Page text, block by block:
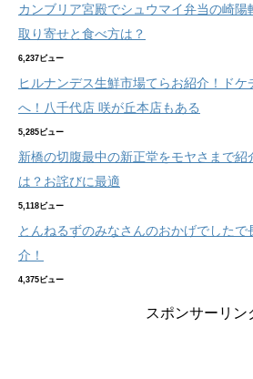
カンブリア宮殿でシュウマイ弁当の崎陽
取り寄せと食べ方は？
6,237ビュー
ヒルナンデス生鮮市場てらお紹介！ド
へ！八千代店 咲が丘本店もある
5,285ビュー
新橋の切腹最中の新正堂をモヤさまで紹
は？お詫びに最適
5,118ビュー
とんねるずのみなさんのおかげでした
介！
4,375ビュー
スポンサーリン